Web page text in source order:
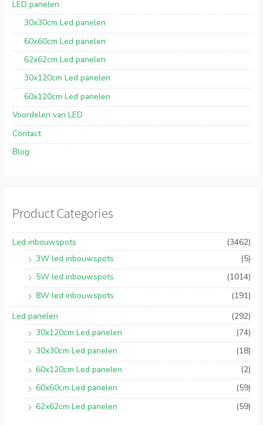
LED panelen
30x30cm Led panelen
60x60cm Led panelen
62x62cm Led panelen
30x120cm Led panelen
60x120cm Led panelen
Voordelen van LED
Contact
Blog
Product Categories
Led inbouwspots
(3462)
3W led inbouwspots
(5)
5W led inbouwspots
(1014)
8W led inbouwspots
(191)
Led panelen
(292)
30x120cm Led panelen
(74)
30x30cm Led panelen
(18)
60x120cm Led panelen
(2)
60x60cm Led panelen
(59)
62x62cm Led panelen
(59)